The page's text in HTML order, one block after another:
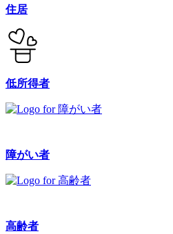
住居
低所得者
障がい者
高齢者